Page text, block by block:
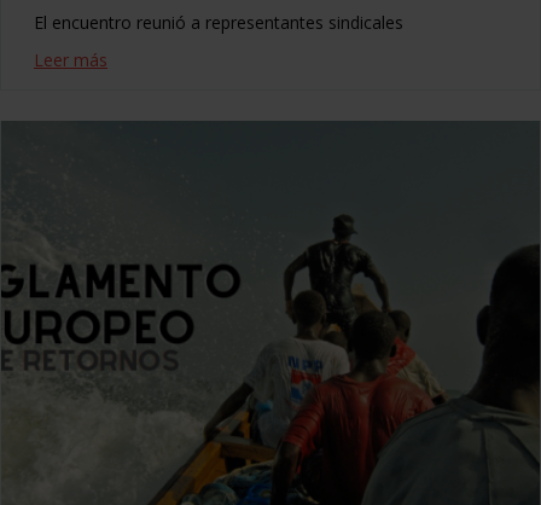
El encuentro reunió a representantes sindicales
Leer más